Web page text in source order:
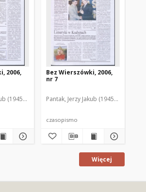
2006,
(1945- ). Red.
Bez Wierszówki, 2006,
nr 7
Pantak, Jerzy Jakub (1945- ). Red.
czasopismo
Więcej